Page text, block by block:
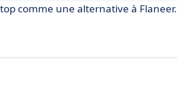
comme une alternative à Flaneer.